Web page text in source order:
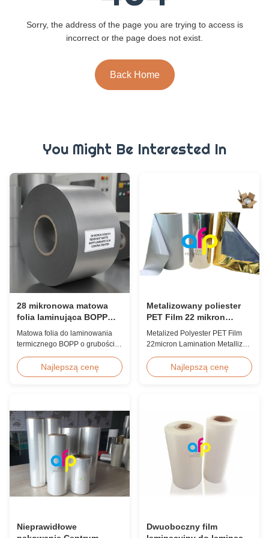
Sorry, the address of the page you are trying to access is
incorrect or the page does not exist.
Back Home
You Might Be Interested In
28 mikronowa matowa
folia laminująca BOPP
odporna na zarysowania,
obrabiana koronowo
Matowa folia do laminowania
termicznego BOPP o grubości
zarysowania, z dwustronną
obróbką koronową, szerokość
przemysłowego laminowania po
prasowaniu z doskonałą
odpornością na ścieranie.
Najlepszą cenę
Metalizowany poliester
PET Film 22 mikron
Lamination Metalizowany
film rolka
Metalized Polyester PET Film
22micron Lamination Metallized
Screen/Offset/Gravure/Intaglio
Printing Supported Metalized
film is suitable for various
printing types including offset
printing, screen ...
Najlepszą cenę
Nieprawidłowe
Dwuoboczny film